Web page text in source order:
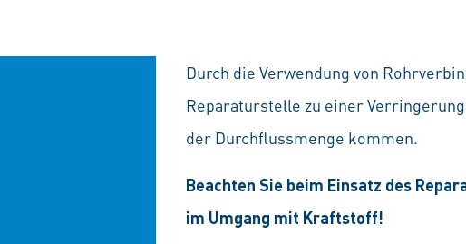
Durch die Verwendung von
Reparaturstelle zu einer
der Durchflussmenge kommen.
Beachten Sie beim Einsatz des
im Umgang mit Kraftstoff!